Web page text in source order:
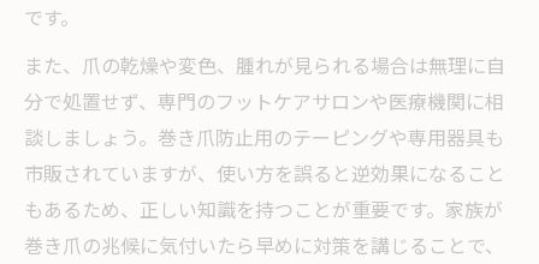
です。
また、爪の乾燥や変色、腫れが見られる場合は無理に自
分で処置せず、専門のフットケアサロンや医療機関に相
談しましょう。巻き爪防止用のテーピングや専用器具も
市販されていますが、使い方を誤ると逆効果になること
もあるため、正しい知識を持つことが重要です。家族が
巻き爪の兆候に気付いたら早めに対策を講じることで、